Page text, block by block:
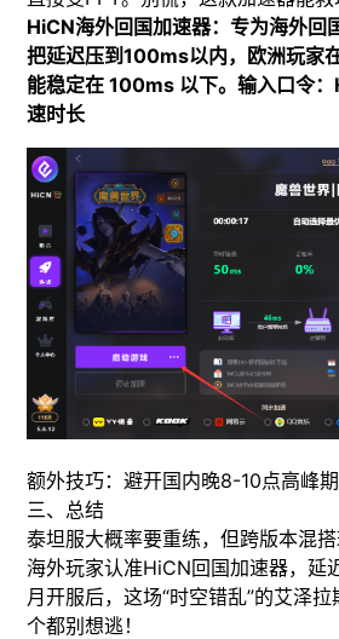
​HiCN海外回国加速器​：专为海外回
把延迟压到100ms以内，欧洲玩家
能稳定在 100ms 以下。输入口令
速时长
额外技巧：避开国内晚8-10点高峰
​三、总结​
泰坦服大概率要重练，但跨版本混
海外玩家认准HiCN回国加速器，延
月开服后，这场“时空错乱”的艾泽
个都别想逃！